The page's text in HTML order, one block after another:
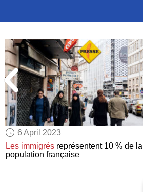
6 April 2023
Les immigrés représentent 10 % de la
population française